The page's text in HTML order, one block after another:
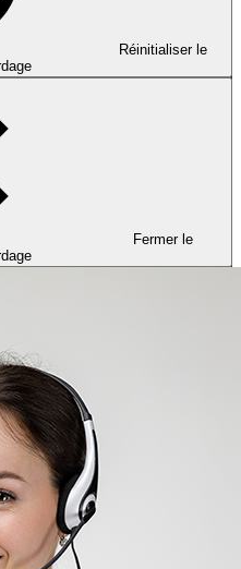
Réinitialiser le
Fermer le